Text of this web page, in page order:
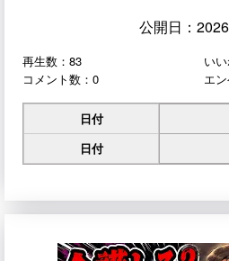
公開日：
再生数：83
い
コメント数：0
エ
日付
日付